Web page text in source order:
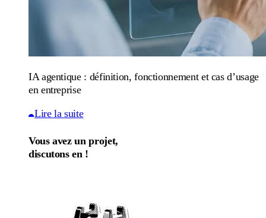
IA agentique : définition, fonctionnement et cas d’usage
en entreprise
Lire la suite
Vous avez un projet,
discutons en !